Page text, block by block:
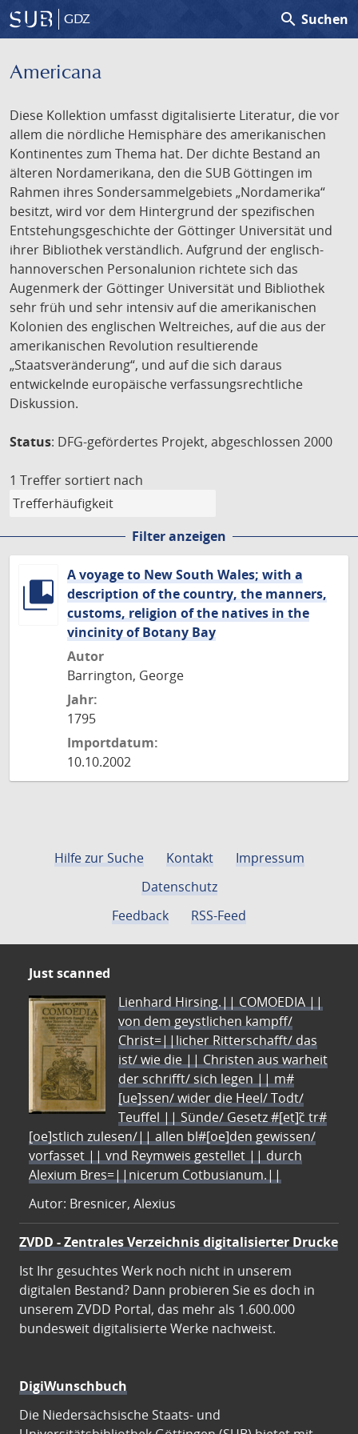
GDZ search Suchen
Americana
Diese Kollektion umfasst digitalisierte Literatur, die vor
allem die nördliche Hemisphäre des amerikanischen
Kontinentes zum Thema hat. Der dichte Bestand an
älteren Nordamerikana, den die SUB Göttingen im
Rahmen ihres Sondersammelgebiets „Nordamerika“
besitzt, wird vor dem Hintergrund der spezifischen
Entstehungsgeschichte der Göttinger Universität und
ihrer Bibliothek verständlich. Aufgrund der englisch-
hannoverschen Personalunion richtete sich das
Augenmerk der Göttinger Universität und Bibliothek
sehr früh und sehr intensiv auf die amerikanischen
Kolonien des englischen Weltreiches, auf die aus der
amerikanischen Revolution resultierende
„Staatsveränderung“, und auf die sich daraus
entwickelnde europäische verfassungsrechtliche
Diskussion.
Status: DFG-gefördertes Projekt, abgeschlossen 2000
1 Treffer sortiert nach
Filter anzeigen
A voyage to New South Wales; with a
description of the country, the manners,
customs, religion of the natives in the
vincinity of Botany Bay
Autor
Barrington, George
Jahr:
1795
Importdatum:
10.10.2002
Hilfe zur Suche Kontakt
Impressum
Datenschutz
Feedback
RSS-Feed
Just scanned
Lienhard Hirsing.|| COMOEDIA ||
von dem geystlichen kampff/
Christ=||licher Ritterschafft/ das
ist/ wie die || Christen aus warheit
der schrifft/ sich legen || m#
[ue]ssen/ wider die Heel/ Todt/
Teuffel || Sünde/ Gesetz #[et]c̃ tr#
[oe]stlich zulesen/|| allen bl#[oe]den gewissen/
vorfasset || vnd Reymweis gestellet || durch
Alexium Bres=||nicerum Cotbusianum.||
Autor: Bresnicer, Alexius
ZVDD - Zentrales Verzeichnis digitalisierter Drucke
Ist Ihr gesuchtes Werk noch nicht in unserem
digitalen Bestand? Dann probieren Sie es doch in
unserem ZVDD Portal, das mehr als 1.600.000
bundesweit digitalisierte Werke nachweist.
DigiWunschbuch
Die Niedersächsische Staats- und